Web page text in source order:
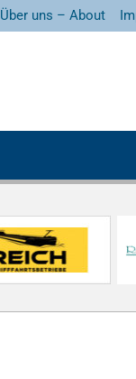
Über uns – About